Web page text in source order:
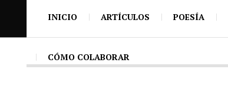
INICIO ARTÍCULOS POESÍA
CÓMO COLABORAR